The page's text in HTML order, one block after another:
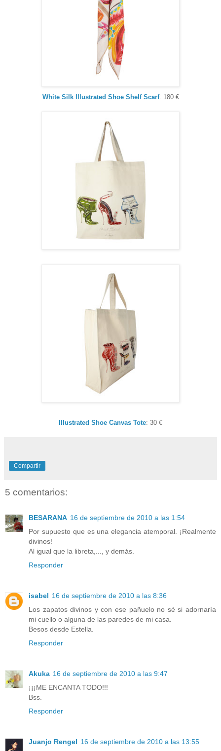
White Silk Illustrated Shoe Shelf Scarf: 180 €
Illustrated Shoe Canvas Tote: 30 €
Compartir
5 comentarios:
BESARANA 16 de septiembre de 2010 a las 1:54
Por supuesto que es una elegancia atemporal. ¡Realmente
divinos!
Al igual que la libreta,..., y demás.
Responder
isabel 16 de septiembre de 2010 a las 8:36
Los zapatos divinos y con ese pañuelo no sé si adornaría
mi cuello o alguna de las paredes de mi casa.
Besos desde Estella.
Responder
Akuka 16 de septiembre de 2010 a las 9:47
¡¡¡ME ENCANTA TODO!!!
Bss.
Responder
Juanjo Rengel 16 de septiembre de 2010 a las 13:55